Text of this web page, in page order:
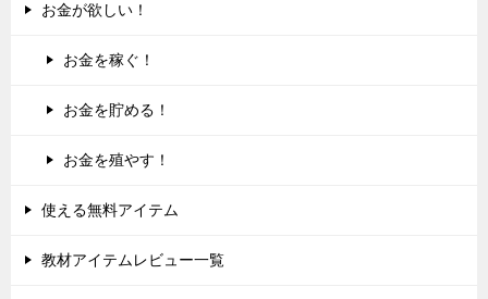
お金が欲しい！
お金を稼ぐ！
お金を貯める！
お金を殖やす！
使える無料アイテム
教材アイテムレビュー一覧